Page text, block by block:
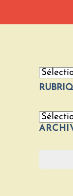
Archives